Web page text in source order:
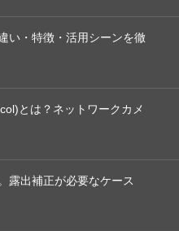
い・特徴・活用シーンを徹
とは？ネットワークカメ
露出補正が必要なケース